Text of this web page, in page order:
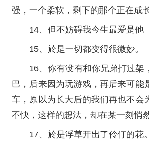
强，一个柔软，剩下的那个正在成长
14、但不妨碍我今生最爱是他
15、於是一切都变得很微妙。
16、你有没有和你兄弟打过架
巴，后来因为玩游戏，再后来可能
车，原以为长大后的我们再也不会
不快，这样的想法，却在某一刻悄
17、於是浮草开出了伶仃的花。